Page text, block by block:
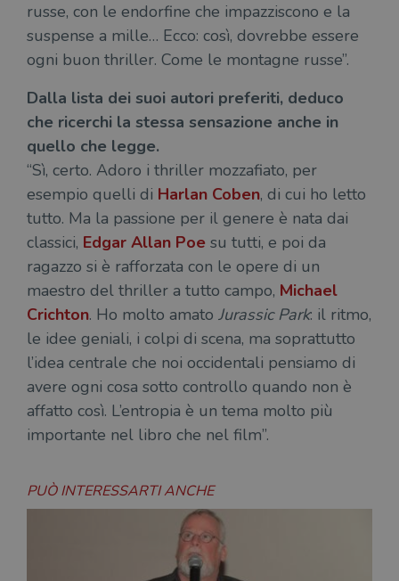
russe, con le endorfine che impazziscono e la
suspense a mille… Ecco: così, dovrebbe essere
ogni buon thriller. Come le montagne russe”.
Dalla lista dei suoi autori preferiti, deduco
che ricerchi la stessa sensazione anche in
quello che legge.
“Sì, certo. Adoro i thriller mozzafiato, per
esempio quelli di Harlan Coben, di cui ho letto
tutto. Ma la passione per il genere è nata dai
classici, Edgar Allan Poe su tutti, e poi da
ragazzo si è rafforzata con le opere di un
maestro del thriller a tutto campo, Michael
Crichton. Ho molto amato Jurassic Park: il ritmo,
le idee geniali, i colpi di scena, ma soprattutto
l’idea centrale che noi occidentali pensiamo di
avere ogni cosa sotto controllo quando non è
affatto così. L’entropia è un tema molto più
importante nel libro che nel film”.
PUÒ INTERESSARTI ANCHE